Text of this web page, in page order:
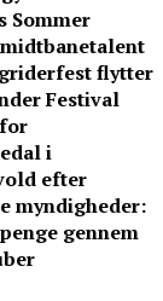
Sommer
flytter
Festival
i
efter
myndigheder:
gennem